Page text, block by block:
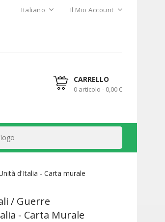
Italiano Il Mio Account
CARRELLO
0 articolo - 0,00 €
d'Italia - Carta murale
/ Guerre
- Carta Murale